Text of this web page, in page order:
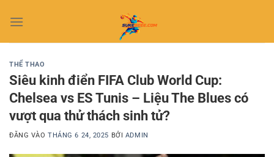
qua
THỂ THAO
Siêu kinh điển FIFA Club World Cup:
Chelsea vs ES Tunis – Liệu The Blues có
vượt qua thử thách sinh tử?
ĐĂNG VÀOTHÁNG 6 24, 2025 BỞI ADMIN